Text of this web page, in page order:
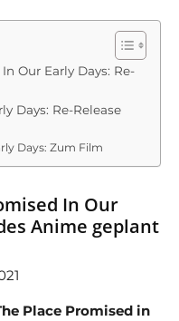
Our Early Days: Re-
Days: Re-Release
Days: Zum Film
In Our
Anime geplant
Place Promised in